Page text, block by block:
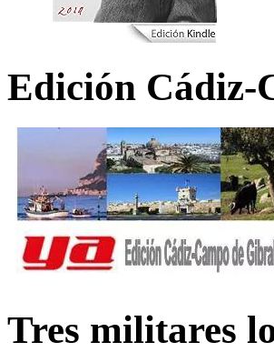
Edición Cádiz-
Tres militares